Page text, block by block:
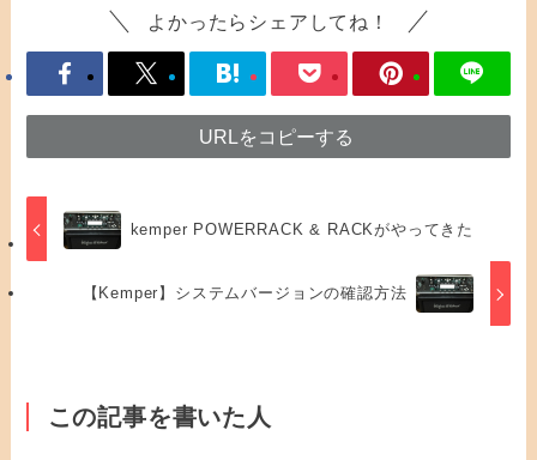
よかったらシェアしてね！
URLをコピーする
kemper POWERRACK & RACKがやってきた
【Kemper】システムバージョンの確認方法
この記事を書いた人